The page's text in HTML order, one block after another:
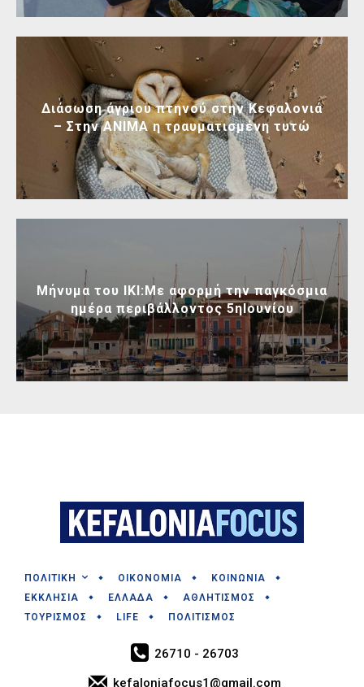
Διάσωση άγριου πτηνού στην Κεφαλονιά
– Στην ΑΝΙΜΑ η τραυματισμένη τυτώ
Μήνυμα του ΙΚΙ:Με αφορμή την παγκόσμια
ημέρα περιβάλλοντος 5ηΙουνίου
ΠΟΛΙΤΙΚΗ ΟΙΚΟΝΟΜΙΑ
ΚΟΙΝΩΝΙΑ
ΕΚΚΛΗΣΙΑ
ΕΛΛΑΔΑ
ΑΘΛΗΤΙΣΜΟΣ
ΤΟΥΡΙΣΜΟΣ
LIFE ΠΟΛΙΤΙΣΜΟΣ
26710 - 26703
kefaloniafocus1@gmail.com